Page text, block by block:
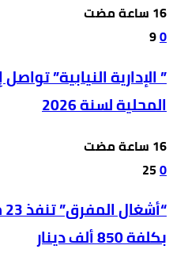
0
9
” الإدارية النيابية”
المحلية لسنة 2026
0
25
بكلفة 850 ألف دينار